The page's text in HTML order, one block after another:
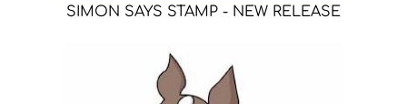
SIMON SAYS STAMP - NEW RELEASE